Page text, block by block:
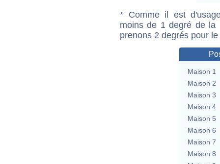
* Comme il est
moins de 1 degré de la
prenons 2 degrés pour
Maison 1
Maison 2
Maison 3
Maison 4
Maison 5
Maison 6
Maison 7
Maison 8